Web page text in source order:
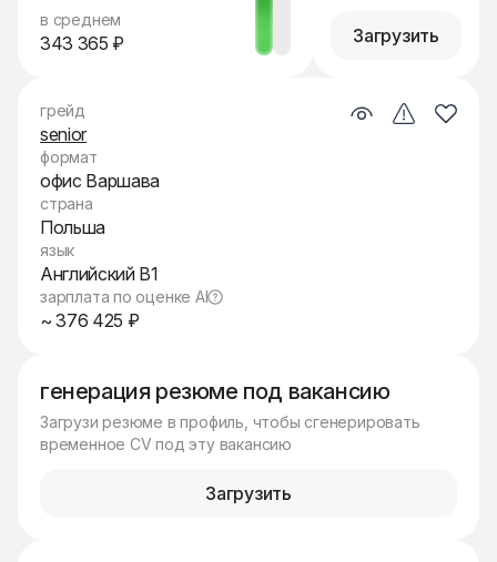
в среднем
343 365 ₽ Загрузить
генерация резюме под вакансию
Загрузи резюме в профиль, чтобы сгенерировать
временное CV под эту вакансию
Загрузить
грейд
senior
формат
офис Варшава
страна
Польша
язык
Английский B1
зарплата по оценке AI
~ 376 425 ₽